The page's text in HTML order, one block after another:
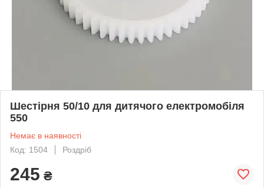
Шестірня 50/10 для дитячого електромобіля
550
Немає в наявності
Код: 1504
Роздріб
245 ₴